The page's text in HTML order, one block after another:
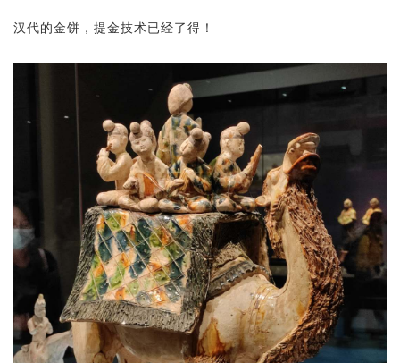
汉代的金饼，提金技术已经了得！